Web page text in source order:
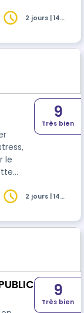
2 jours | 14
le
9
Très bien
2 jours | 14
9
Très bien